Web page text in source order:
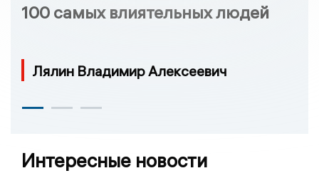
100 самых влиятельных людей
Лялин Владимир Алексеевич
Интересные новости